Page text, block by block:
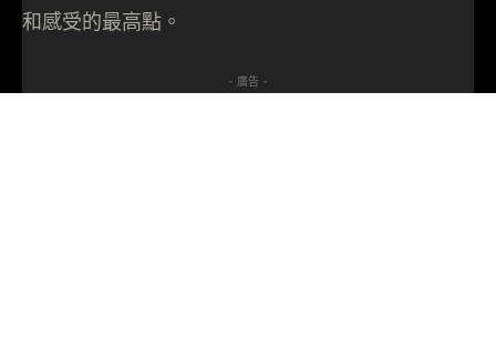
和感受的最高點。
- 廣告 -